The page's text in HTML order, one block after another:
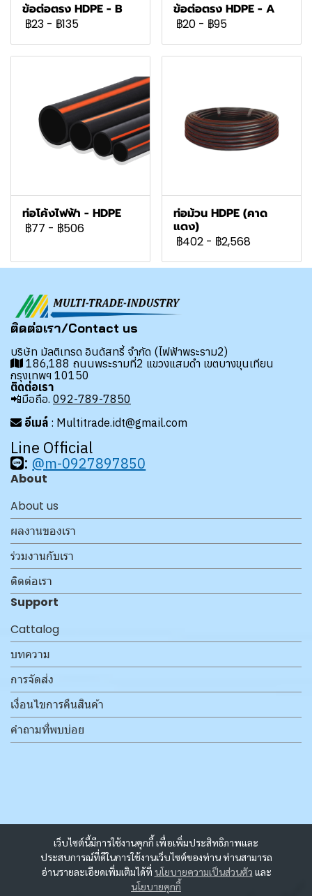
ข้อต่อตรง HDPE - B
฿23 - ฿135
ข้อต่อตรง HDPE - A
฿20 - ฿95
ท่อโค้งไฟฟ้า - HDPE
฿77 - ฿506
ท่อม้วน HDPE (คาด
แดง)
฿402 - ฿2,568
เว็บไซต์นี้มีการใช้งานคุกกี้ เพื่อเพิ่มประสิทธิภาพและ
ประสบการณ์ที่ดีในการใช้งานเว็บไซต์ของท่าน ท่านสามารถ
อ่านรายละเอียดเพิ่มเติมได้ที่ นโยบายความเป็นส่วนตัว และ
นโยบายคุกกี้
ติดต่อเรา/Contact us
บริษัท มัลติเทรด อินดัสทรี้ จำกัด (ไฟฟ้าพระราม2)
186,188 ถนนพระรามที่2 แขวงแสมดำ เขตบางขุนเทียน
กรุงเทพฯ 10150
ติดต่อเรา
📲มือถือ. 092-789-7850
อีเมล์ : Multitrade.idt@gmail.com
Line Official
: @m-0927897850
About
About us
ผลงานของเรา
ร่วมงานกับเรา
ติดต่อเรา
Support
Cattalog
บทความ
การจัดส่ง
เงื่อนไขการคืนสินค้า
คำถามที่พบบ่อย